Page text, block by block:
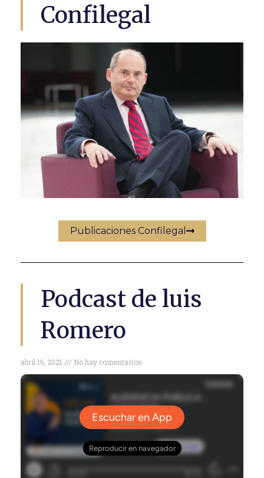
Confilegal
Publicaciones Confilegal
Podcast de luis
Romero
abril 16, 2021 No hay comentarios